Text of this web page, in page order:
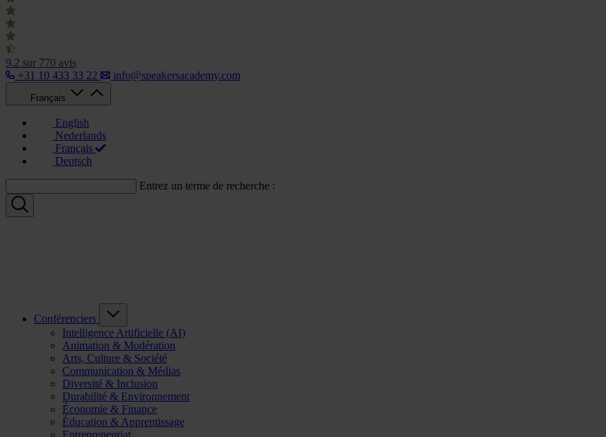
9.2 sur 770 avis
+31 10 433 33 22
info@speakersacademy.com
Français
English
Nederlands
Français
Deutsch
Entrez un terme de recherche :
Conférenciers
Intelligence Artificielle (AI)
Animation & Modération
Arts, Culture & Société
Communication & Médias
Diversité & Inclusion
Durabilité & Environnement
Économie & Finance
Éducation & Apprentissage
Entrepreneuriat